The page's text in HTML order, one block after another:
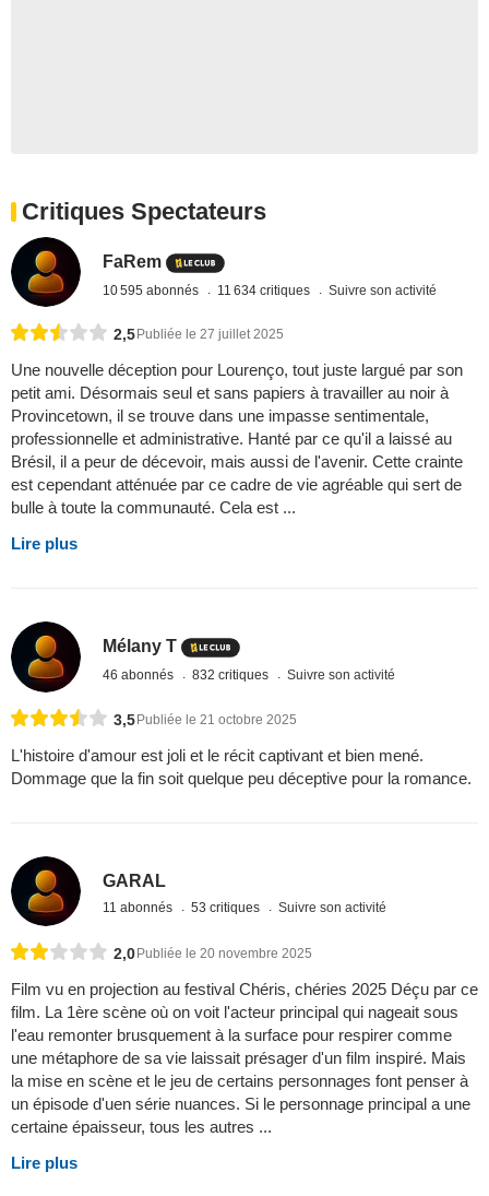
Critiques Spectateurs
FaRem
10 595 abonnés 11 634 critiques Suivre son activité
2,5 Publiée le 27 juillet 2025
Une nouvelle déception pour Lourenço, tout juste largué par son
petit ami. Désormais seul et sans papiers à travailler au noir à
Provincetown, il se trouve dans une impasse sentimentale,
professionnelle et administrative. Hanté par ce qu'il a laissé au
Brésil, il a peur de décevoir, mais aussi de l'avenir. Cette crainte
est cependant atténuée par ce cadre de vie agréable qui sert de
bulle à toute la communauté. Cela est ...
Lire plus
Mélany T
46 abonnés 832 critiques Suivre son activité
3,5Publiée le 21 octobre 2025
L'histoire d'amour est joli et le récit captivant et bien mené.
Dommage que la fin soit quelque peu déceptive pour la romance.
GARAL
11 abonnés 53 critiques Suivre son activité
2,0Publiée le 20 novembre 2025
Film vu en projection au festival Chéris, chéries 2025 Déçu par ce
film. La 1ère scène où on voit l'acteur principal qui nageait sous
l'eau remonter brusquement à la surface pour respirer comme
une métaphore de sa vie laissait présager d'un film inspiré. Mais
la mise en scène et le jeu de certains personnages font penser à
un épisode d'uen série nuances. Si le personnage principal a une
certaine épaisseur, tous les autres ...
Lire plus